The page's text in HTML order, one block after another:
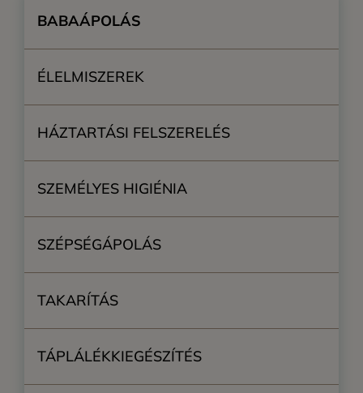
BABAÁPOLÁS
ÉLELMISZEREK
HÁZTARTÁSI FELSZERELÉS
SZEMÉLYES HIGIÉNIA
SZÉPSÉGÁPOLÁS
TAKARÍTÁS
TÁPLÁLÉKKIEGÉSZÍTÉS